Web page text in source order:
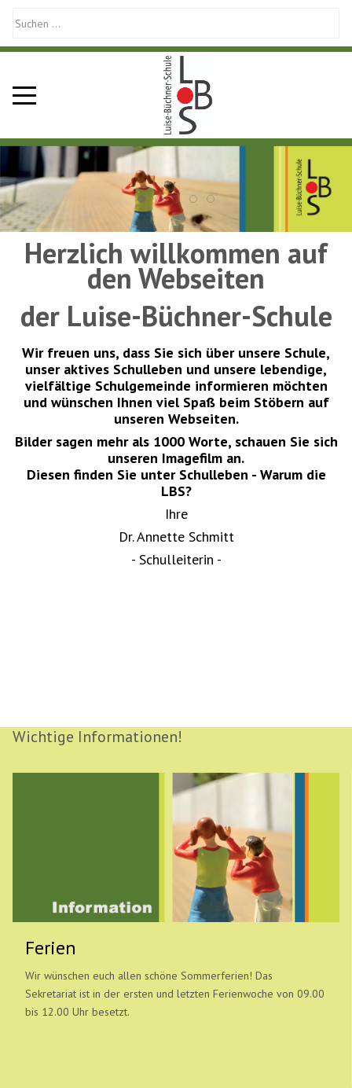
Mobile Menu Toggle
Herzlich willkommen auf
den Webseiten
der Luise-Büchner-Schule
Wir freuen uns, dass Sie sich über unsere Schule,
unser aktives Schulleben und unsere lebendige,
vielfältige Schulgemeinde informieren möchten
und wünschen Ihnen viel Spaß beim Stöbern auf
unseren Webseiten.
Bilder sagen mehr als 1000 Worte, schauen Sie sich
unseren Imagefilm an.
Diesen finden Sie unter Schulleben - Warum die
LBS?
Ihre
Dr. Annette Schmitt
- Schulleiterin -
Wichtige Informationen!
Ferien
Wir wünschen euch allen schöne Sommerferien! Das
Sekretariat ist in der ersten und letzten Ferienwoche von 09.00
bis 12.00 Uhr besetzt.